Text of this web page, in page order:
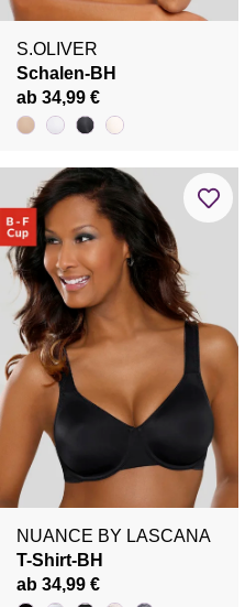
S.OLIVER
Schalen-BH
ab 34,99 €
NUANCE BY LASCANA
T-Shirt-BH
ab 34,99 €